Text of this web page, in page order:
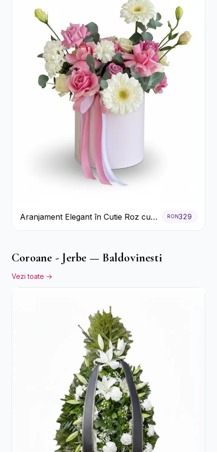
Aranjament Elegant în Cutie Roz cu
Trandafiri și Gerbera
RON329
Coroane - Jerbe — Baldovinesti
Vezi toate →